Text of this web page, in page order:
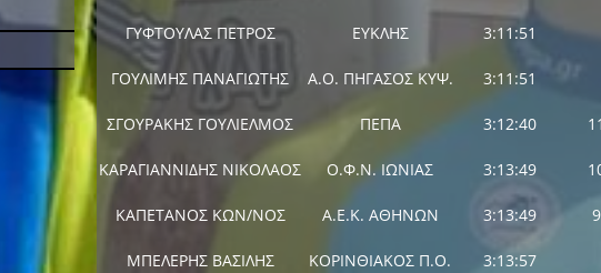
ΓΥΦΤΟΥΛΑΣ ΠΕΤΡΟΣ ΕΥΚΛΗΣ 3:11:51
ΓΟΥΛΙΜΗΣ ΠΑΝΑΓΙΩΤΗΣ Α.Ο. ΠΗΓΑΣΟΣ ΚΥΨ. 3:11:51
ΣΓΟΥΡΑΚΗΣ ΓΟΥΛΙΕΛΜΟΣ ΠΕΠΑ 3:12:40
ΚΑΡΑΓΙΑΝΝΙΔΗΣ ΝΙΚΟΛΑΟΣ Ο.Φ.Ν. ΙΩΝΙΑΣ 3:13:49
ΚΑΠΕΤΑΝΟΣ ΚΩΝ/ΝΟΣ Α.Ε.Κ. ΑΘΗΝΩΝ 3:13:49 9
ΜΠΕΛΕΡΗΣ ΒΑΣΙΛΗΣ ΚΟΡΙΝΘΙΑΚΟΣ Π.Ο. 3:13:57